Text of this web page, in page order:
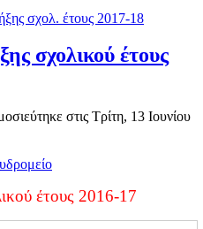
σχολ. έτους 2017-18
σχολικού έτους
στις Τρίτη, 13 Ιουνίου
έτους 2016-17